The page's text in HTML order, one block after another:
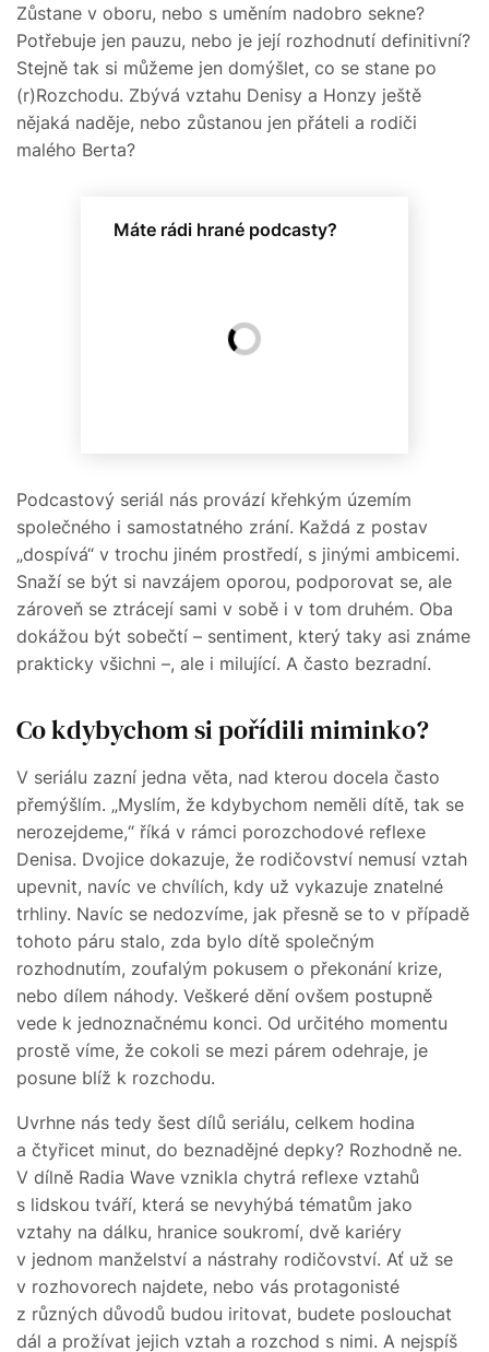
Zůstane v oboru, nebo s uměním nadobro sekne?
Potřebuje jen pauzu, nebo je její rozhodnutí definitivní?
Stejně tak si můžeme jen domýšlet, co se stane po
(r)Rozchodu. Zbývá vztahu Denisy a Honzy ještě
nějaká naděje, nebo zůstanou jen přáteli a rodiči
malého Berta?
Máte rádi hrané podcasty?
Podcastový seriál nás provází křehkým územím
společného i samostatného zrání. Každá z postav
„dospívá“ v trochu jiném prostředí, s jinými ambicemi.
Snaží se být si navzájem oporou, podporovat se, ale
zároveň se ztrácejí sami v sobě i v tom druhém. Oba
dokážou být sobečtí – sentiment, který taky asi známe
prakticky všichni –, ale i milující. A často bezradní.
Co kdybychom si pořídili miminko?
V seriálu zazní jedna věta, nad kterou docela často
přemýšlím. „Myslím, že kdybychom neměli dítě, tak se
nerozejdeme,“ říká v rámci porozchodové reflexe
Denisa. Dvojice dokazuje, že rodičovství nemusí vztah
upevnit, navíc ve chvílích, kdy už vykazuje znatelné
trhliny. Navíc se nedozvíme, jak přesně se to v případě
tohoto páru stalo, zda bylo dítě společným
rozhodnutím, zoufalým pokusem o překonání krize,
nebo dílem náhody. Veškeré dění ovšem postupně
vede k jednoznačnému konci. Od určitého momentu
prostě víme, že cokoli se mezi párem odehraje, je
posune blíž k rozchodu.
Uvrhne nás tedy šest dílů seriálu, celkem hodina
a čtyřicet minut, do beznadějné depky? Rozhodně ne.
V dílně Radia Wave vznikla chytrá reflexe vztahů
s lidskou tváří, která se nevyhýbá tématům jako
vztahy na dálku, hranice soukromí, dvě kariéry
v jednom manželství a nástrahy rodičovství. Ať už se
v rozhovorech najdete, nebo vás protagonisté
z různých důvodů budou iritovat, budete poslouchat
dál a prožívat jejich vztah a rozchod s nimi. A nejspíš